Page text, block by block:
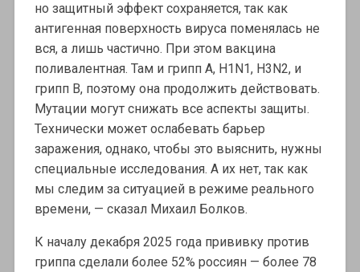
но защитный эффект сохраняется, так как
антигенная поверхность вируса поменялась не
вся, а лишь частично. При этом вакцина
поливалентная. Там и грипп А, H1N1, H3N2, и
грипп В, поэтому она продолжить действовать.
Мутации могут снижать все аспекты защиты.
Технически может ослабевать барьер
заражения, однако, чтобы это выяснить, нужны
специальные исследования. А их нет, так как
мы следим за ситуацией в режиме реального
времени, — сказал Михаил Болков.
К началу декабря 2025 года прививку против
гриппа сделали более 52% россиян — более 78